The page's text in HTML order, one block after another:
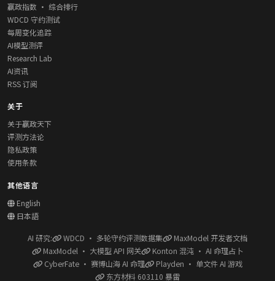
赢政指数 · 综合排行
WDCD 守约测试
每周变化追踪
AI模型测评
Research Lab
AI资讯
RSS 订阅
关于
关于赢政天下
评测方法论
隐私政策
使用条款
其他语言
English
日本語
AI 研究: WDCD · 多轮守约评测数据集
MaxModel 开发者文档
MaxModel · 大模型 API 网关
Konton 混沌 · AI 命理占卜
CyberFate · 赛博山海 AI 命理
Playden · 单文件 AI 游戏
东方材料 603110 暴雷